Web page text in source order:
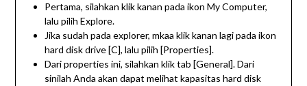
Pertama, silahkan klik kanan pada ikon My Computer,
lalu pilih Explore.
Jika sudah pada explorer, mkaa klik kanan lagi pada ikon
hard disk drive [C], lalu pilih [Properties].
Dari properties ini, silahkan klik tab [General]. Dari
sinilah Anda akan dapat melihat kapasitas hard disk